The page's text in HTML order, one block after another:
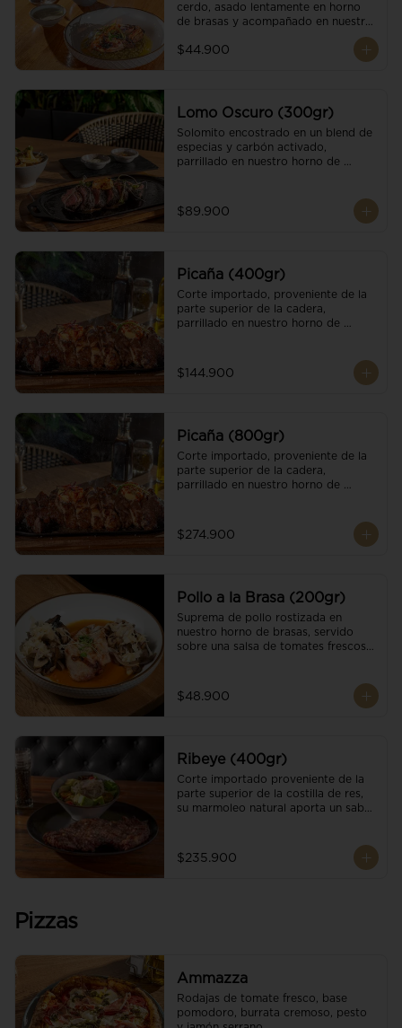
cerdo, asado lentamente en horno
de brasas y acompañado en nuestra
$44.900
Lomo Oscuro (300gr)
Solomito encostrado en un blend de
especias y carbón activado,
parrillado en nuestro horno de
mantequilla de ajo y pimientos.
Acompañado de salsa criolla y una
$89.900
Picaña (400gr)
Corte importado, proveniente de la
parte superior de la cadera,
parrillado en nuestro horno de
Acompañado de salsa criolla de la
casa.
$144.900
Picaña (800gr)
Corte importado, proveniente de la
parte superior de la cadera,
parrillado en nuestro horno de
Acompañado de salsa criolla de la
casa.
$274.900
Pollo a la Brasa (200gr)
Suprema de pollo rostizada en
nuestro horno de brasas, servido
sobre una salsa de tomates frescos y
$48.900
Ribeye (400gr)
Corte importado proveniente de la
parte superior de la costilla de res,
su marmoleo natural aporta un sabor
con cristales de sal y mantequilla de
ajo y pimientos. Acompañado de una
$235.900
Pizzas
Ammazza
Rodajas de tomate fresco, base
pomodoro, burrata cremoso, pesto